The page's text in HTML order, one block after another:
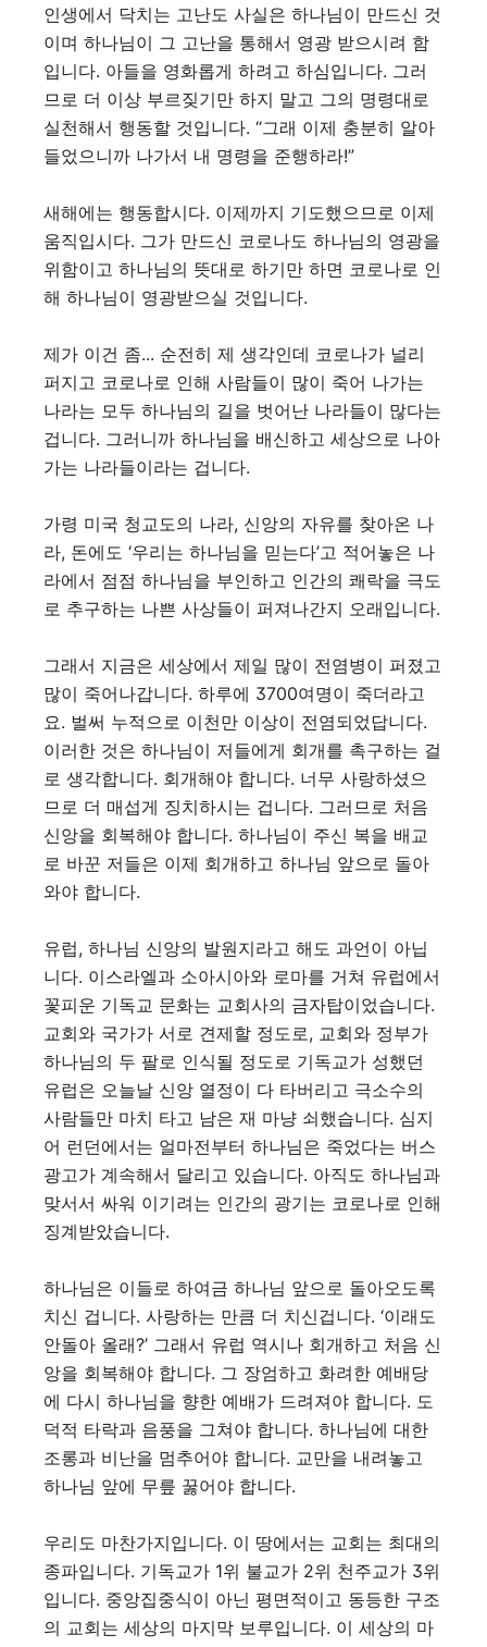
인생에서 닥치는 고난도 사실은 하나님이 만드신 것
이며 하나님이 그 고난을 통해서 영광 받으시려 함
입니다. 아들을 영화롭게 하려고 하심입니다. 그러
므로 더 이상 부르짖기만 하지 말고 그의 명령대로
실천해서 행동할 것입니다. “그래 이제 충분히 알아
들었으니까 나가서 내 명령을 준행하라!”
새해에는 행동합시다. 이제까지 기도했으므로 이제
움직입시다. 그가 만드신 코로나도 하나님의 영광을
위함이고 하나님의 뜻대로 하기만 하면 코로나로 인
해 하나님이 영광받으실 것입니다.
제가 이건 좀... 순전히 제 생각인데 코로나가 널리
퍼지고 코로나로 인해 사람들이 많이 죽어 나가는
나라는 모두 하나님의 길을 벗어난 나라들이 많다는
겁니다. 그러니까 하나님을 배신하고 세상으로 나아
가는 나라들이라는 겁니다.
가령 미국 청교도의 나라, 신앙의 자유를 찾아온 나
라, 돈에도 ‘우리는 하나님을 믿는다’고 적어놓은 나
라에서 점점 하나님을 부인하고 인간의 쾌락을 극도
로 추구하는 나쁜 사상들이 퍼져나간지 오래입니다.
그래서 지금은 세상에서 제일 많이 전염병이 퍼졌고
많이 죽어나갑니다. 하루에 3700여명이 죽더라고
요. 벌써 누적으로 이천만 이상이 전염되었답니다.
이러한 것은 하나님이 저들에게 회개를 촉구하는 걸
로 생각합니다. 회개해야 합니다. 너무 사랑하셨으
므로 더 매섭게 징치하시는 겁니다. 그러므로 처음
신앙을 회복해야 합니다. 하나님이 주신 복을 배교
로 바꾼 저들은 이제 회개하고 하나님 앞으로 돌아
와야 합니다.
유럽, 하나님 신앙의 발원지라고 해도 과언이 아닙
니다. 이스라엘과 소아시아와 로마를 거쳐 유럽에서
꽃피운 기독교 문화는 교회사의 금자탑이었습니다.
교회와 국가가 서로 견제할 정도로, 교회와 정부가
하나님의 두 팔로 인식될 정도로 기독교가 성했던
유럽은 오늘날 신앙 열정이 다 타버리고 극소수의
사람들만 마치 타고 남은 재 마냥 쇠했습니다. 심지
어 런던에서는 얼마전부터 하나님은 죽었다는 버스
광고가 계속해서 달리고 있습니다. 아직도 하나님과
맞서서 싸워 이기려는 인간의 광기는 코로나로 인해
징계받았습니다.
하나님은 이들로 하여금 하나님 앞으로 돌아오도록
치신 겁니다. 사랑하는 만큼 더 치신겁니다. ‘이래도
안돌아 올래?’ 그래서 유럽 역시나 회개하고 처음 신
앙을 회복해야 합니다. 그 장엄하고 화려한 예배당
에 다시 하나님을 향한 예배가 드려져야 합니다. 도
덕적 타락과 음풍을 그쳐야 합니다. 하나님에 대한
조롱과 비난을 멈추어야 합니다. 교만을 내려놓고
하나님 앞에 무릎 꿇어야 합니다.
우리도 마찬가지입니다. 이 땅에서는 교회는 최대의
종파입니다. 기독교가 1위 불교가 2위 천주교가 3위
입니다. 중앙집중식이 아닌 평면적이고 동등한 구조
의 교회는 세상의 마지막 보루입니다. 이 세상의 마